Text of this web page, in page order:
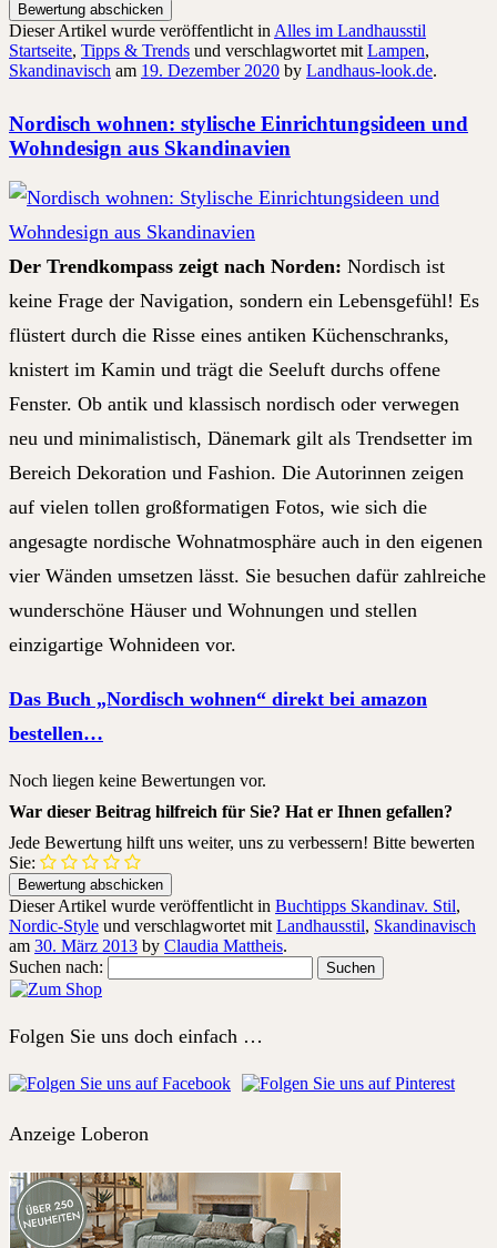
Dieser Artikel wurde veröffentlicht in Alles im Landhausstil
Startseite, Tipps & Trends und verschlagwortet mit Lampen,
Skandinavisch am 19. Dezember 2020 by Landhaus-look.de.
Nordisch wohnen: stylische Einrichtungsideen und
Wohndesign aus Skandinavien
Der Trendkompass zeigt nach Norden: Nordisch ist
keine Frage der Navigation, sondern ein Lebensgefühl! Es
flüstert durch die Risse eines antiken Küchenschranks,
knistert im Kamin und trägt die Seeluft durchs offene
Fenster. Ob antik und klassisch nordisch oder verwegen
neu und minimalistisch, Dänemark gilt als Trendsetter im
Bereich Dekoration und Fashion. Die Autorinnen zeigen
auf vielen tollen großformatigen Fotos, wie sich die
angesagte nordische Wohnatmosphäre auch in den eigenen
vier Wänden umsetzen lässt. Sie besuchen dafür zahlreiche
wunderschöne Häuser und Wohnungen und stellen
einzigartige Wohnideen vor.
Das Buch „Nordisch wohnen“ direkt bei amazon
bestellen…
Noch liegen keine Bewertungen vor.
War dieser Beitrag hilfreich für Sie? Hat er Ihnen gefallen?
Jede Bewertung hilft uns weiter, uns zu verbessern! Bitte bewerten
Sie:
Dieser Artikel wurde veröffentlicht in Buchtipps Skandinav. Stil,
Nordic-Style und verschlagwortet mit Landhausstil, Skandinavisch
am 30. März 2013 by Claudia Mattheis.
Suchen nach:
Folgen Sie uns doch einfach …
Anzeige Loberon